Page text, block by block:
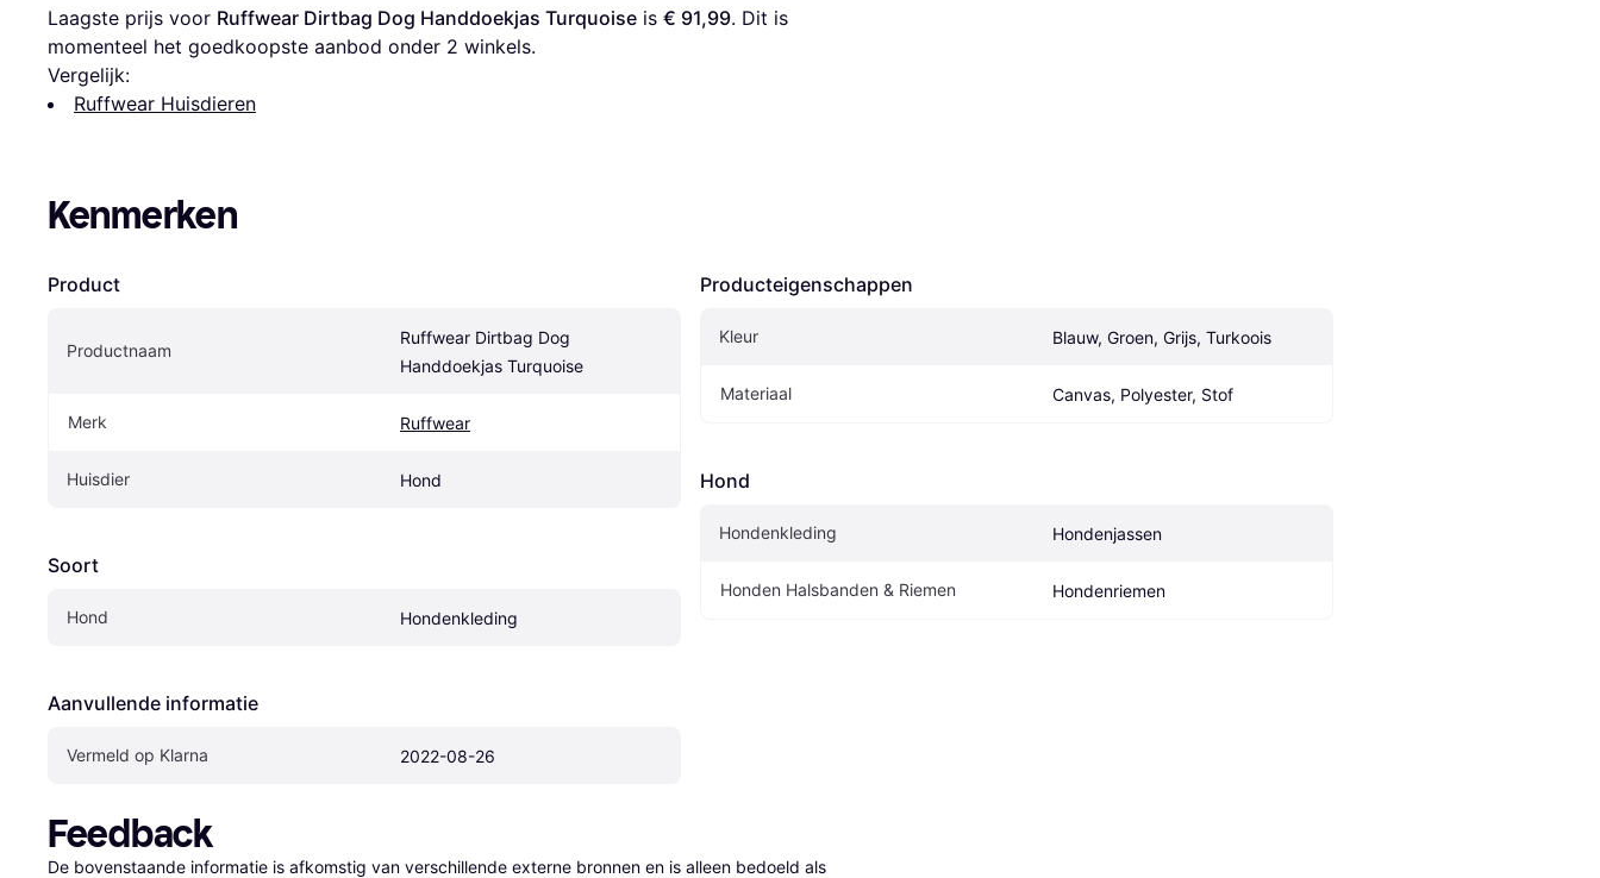
Laagste prijs voor Ruffwear Dirtbag Dog Handdoekjas Turquoise is € 91,99. Dit is
momenteel het goedkoopste aanbod onder 2 winkels.
Vergelijk:
Ruffwear Huisdieren
Kenmerken
Product
Productnaam
Ruffwear Dirtbag Dog
Handdoekjas Turquoise
Merk Ruffwear
Huisdier Hond
Soort
Hond Hondenkleding
Aanvullende informatie
Vermeld op Klarna 2022-08-26
Producteigenschappen
Kleur Blauw, Groen, Grijs, Turkoois
Materiaal Canvas, Polyester, Stof
Hond
Hondenkleding Hondenjassen
Honden Halsbanden & Riemen Hondenriemen
Feedback
De bovenstaande informatie is afkomstig van verschillende externe bronnen en is alleen bedoeld als